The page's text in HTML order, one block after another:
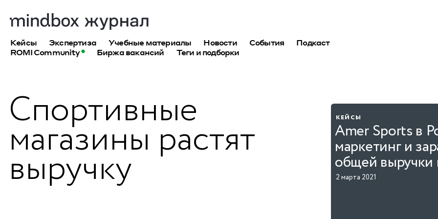
Кейсы Экспертиза Учебные материалы Новости События
Подкаст
ROMI Community
Биржа вакансий Теги и подборки
Спортивные
магазины растят
выручку
кейсы
Amer Sports в
маркетинг и
общей выручки
2 марта 2021